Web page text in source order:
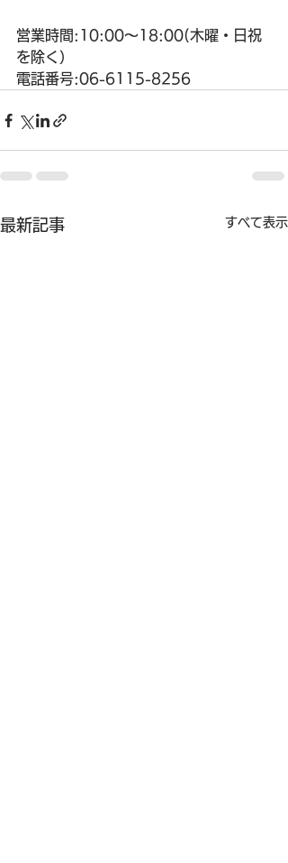
営業時間:10:00〜18:00(木曜・日祝
を除く）
電話番号:06-6115-8256
最新記事 すべて表示